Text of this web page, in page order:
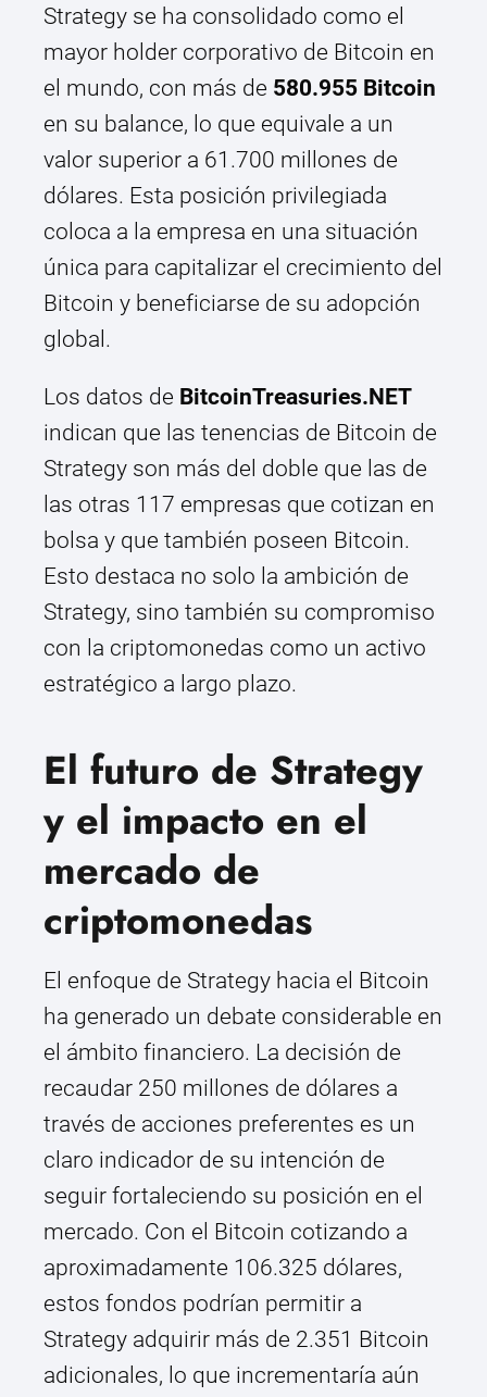
Strategy se ha consolidado como el
mayor holder corporativo de Bitcoin en
el mundo, con más de 580.955 Bitcoin
en su balance, lo que equivale a un
valor superior a 61.700 millones de
dólares. Esta posición privilegiada
coloca a la empresa en una situación
única para capitalizar el crecimiento del
Bitcoin y beneficiarse de su adopción
global.
Los datos de BitcoinTreasuries.NET
indican que las tenencias de Bitcoin de
Strategy son más del doble que las de
las otras 117 empresas que cotizan en
bolsa y que también poseen Bitcoin.
Esto destaca no solo la ambición de
Strategy, sino también su compromiso
con la criptomonedas como un activo
estratégico a largo plazo.
El futuro de Strategy
y el impacto en el
mercado de
criptomonedas
El enfoque de Strategy hacia el Bitcoin
ha generado un debate considerable en
el ámbito financiero. La decisión de
recaudar 250 millones de dólares a
través de acciones preferentes es un
claro indicador de su intención de
seguir fortaleciendo su posición en el
mercado. Con el Bitcoin cotizando a
aproximadamente 106.325 dólares,
estos fondos podrían permitir a
Strategy adquirir más de 2.351 Bitcoin
adicionales, lo que incrementaría aún